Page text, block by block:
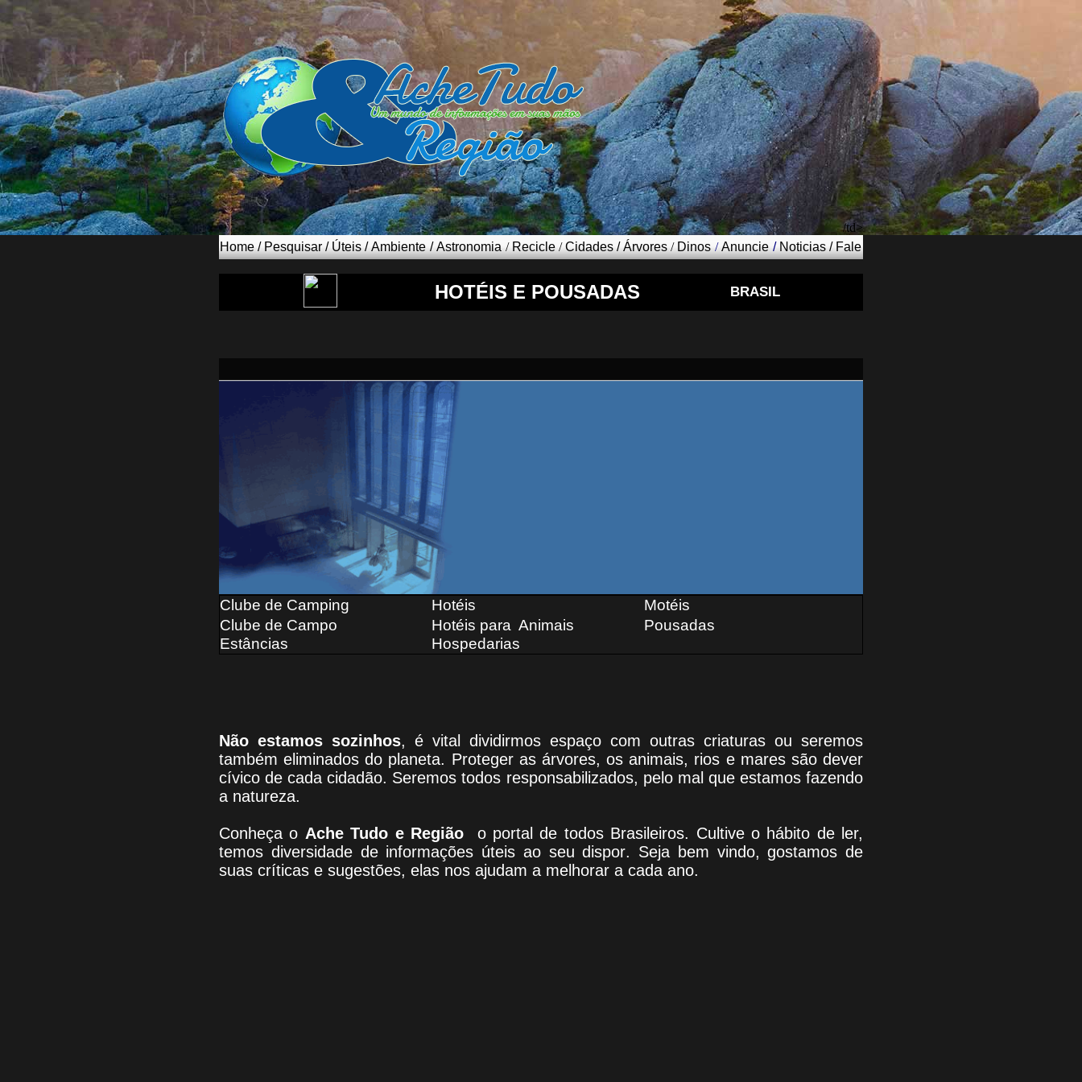
/td>
Home / Pesquisar / Úteis /Ambiente /Astronomia / Recicle /Cidades /Árvores / Dinos /Anuncie / Noticias / Fale
HOTÉIS E POUSADAS BRASIL
Clube de Camping Hotéis
Motéis
Clube de Campo
Hotéis para Animais
Pousadas
Estâncias
Hospedarias
Não estamos sozinhos, é vital dividirmos espaço com outras criaturas ou seremos
também eliminados do planeta. Proteger as árvores, os animais, rios e mares são dever
cívico de cada cidadão. Seremos todos responsabilizados, pelo mal que estamos fazendo
a natureza.
Conheça o Ache Tudo e Regiãoo portalde todos Brasileiros. Cultive o hábito de ler,
temos diversidade de informações úteis ao seu dispor. Seja bem vindo, gostamos de
suas críticas e sugestões, elas nos ajudam a melhorar a cada ano.